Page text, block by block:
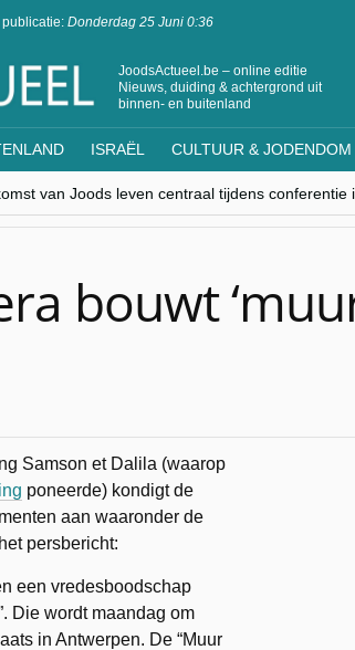
publicatie: Donderdag 25 Juni 0:36
JoodsActueel.be – online editie
Nieuws, duiding & achtergrond uit
binnen- en buitenland
ISRAËL CULTUUR & JODENDOM
van Joods leven centraal tijdens conferentie
seculiere Westen minderheden begrijpt”,
de verrassing van Oost-Europa
op de beklaagdenbank”
bouwt
Samson et Dalila (waarop
poneerde) kondigt de
aan waaronder de
persbericht:
een vredesboodschap
Die wordt maandag om
in Antwerpen. De “Muur